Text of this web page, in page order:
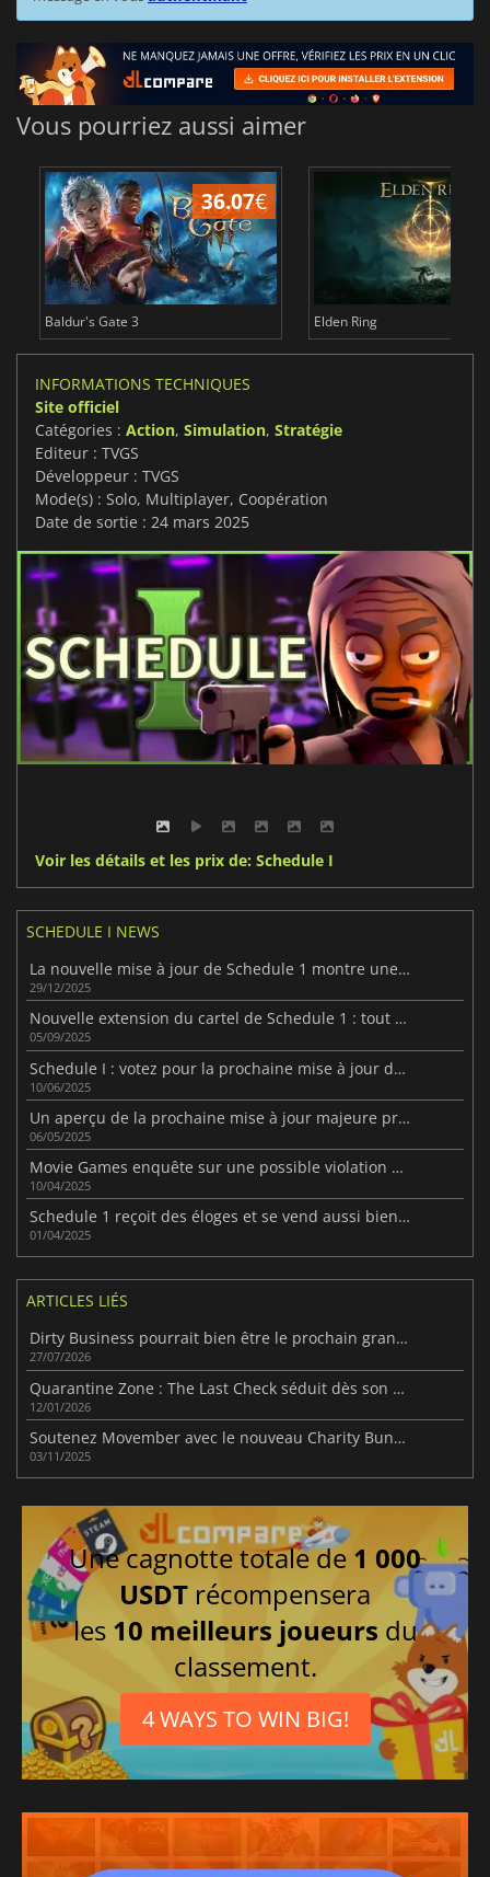
Vous pourriez aussi aimer
36.07€
Baldur's Gate 3 Elden Ring
INFORMATIONS TECHNIQUES
Site officiel
Catégories : Action, Simulation, Stratégie
Editeur : TVGS
Développeur : TVGS
Mode(s) : Solo, Multiplayer, Coopération
Date de sortie : 24 mars 2025
Voir les détails et les prix de: Schedule I
SCHEDULE I NEWS
La nouvelle mise à jour de Schedule 1 montre une forte progression dans l'accès anticipé
29/12/2025
Nouvelle extension du cartel de Schedule 1 : tout change
05/09/2025
Schedule I : votez pour la prochaine mise à jour de contenu
10/06/2025
Un aperçu de la prochaine mise à jour majeure prévue pour Schedule I
06/05/2025
Movie Games enquête sur une possible violation de droits pour Schedule I
10/04/2025
Schedule 1 reçoit des éloges et se vend aussi bien qu’un jeu AAA
01/04/2025
ARTICLES LIÉS
Dirty Business pourrait bien être le prochain grand simulateur de crime
27/07/2026
Quarantine Zone : The Last Check séduit dès son premier aperçu
12/01/2026
Soutenez Movember avec le nouveau Charity Bundle de Fanatical
03/11/2025
Une cagnotte totale de 1 000
USDT récompensera
les 10 meilleurs joueurs du
classement.
4 WAYS TO WIN BIG!